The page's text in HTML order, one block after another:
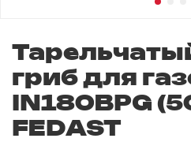
гриб для
IN180BPG
FEDAST